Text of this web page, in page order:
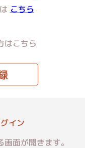
こちら
はこちら
イン
面が開きます。